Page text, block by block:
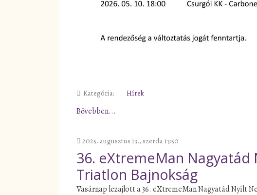
Kategória: Hírek
Bővebben...
2025. augusztus 13., szerda 13:50
36. eXtremeMan
Triatlon Bajnokság
Vasárnap lezajlott a 36. eXtremeMan Nagyatád Nyílt